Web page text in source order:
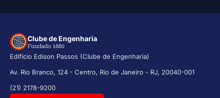
Clube de Engenharia
Fundado 1880
Edifício Edison Passos (Clube de Engenharia)
Av. Rio Branco, 124 - Centro, Rio de Janeiro - RJ, 20040-001
(21) 2178-9200